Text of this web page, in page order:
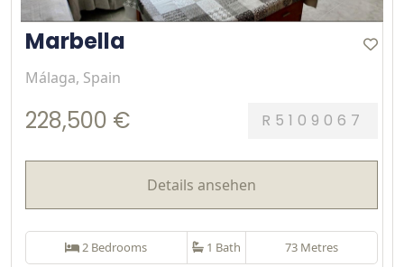
Marbella
Málaga, Spain
228,500 € R5109067
Details ansehen
2 Bedrooms 1 Bath 73 Metres